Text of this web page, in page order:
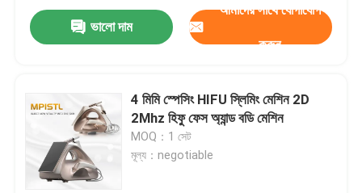
ভালো দাম
আমাদের সাথে যোগাযোগ
করুন
4 মিমি স্পেসিং HIFU স্লিমিং মেশিন 2D
2Mhz হিফু ফেস অ্যান্ড বডি মেশিন
MOQ：1 সেট
মূল্য：negotiable